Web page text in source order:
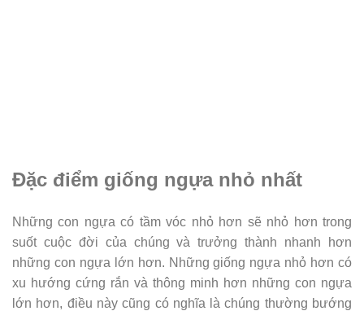
Đặc điểm giống ngựa nhỏ nhất
Những con ngựa có tầm vóc nhỏ hơn sẽ nhỏ hơn trong
suốt cuộc đời của chúng và trưởng thành nhanh hơn
những con ngựa lớn hơn. Những giống ngựa nhỏ hơn có
xu hướng cứng rắn và thông minh hơn những con ngựa
lớn hơn, điều này cũng có nghĩa là chúng thường bướng